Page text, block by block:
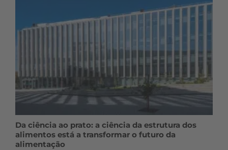
Da ciência ao prato: a ciência da estrutura dos
alimentos está a transformar o futuro da
alimentação